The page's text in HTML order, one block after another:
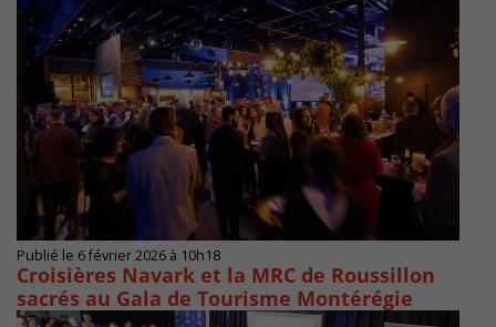
Publié le 6 février 2026 à 10h18
Croisières Navark et la MRC de Roussillon
sacrés au Gala de Tourisme Montérégie